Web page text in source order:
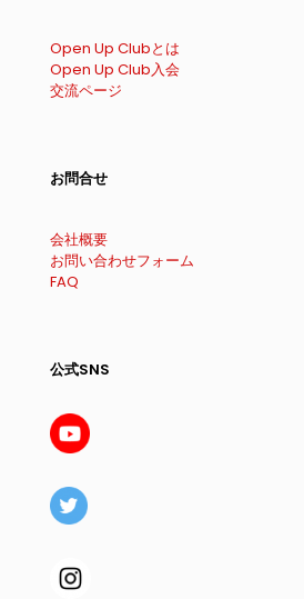
Open Up Clubとは
Open Up Club入会
交流ページ
お問合せ
会社概要
お問い合わせフォーム
FAQ
公式SNS